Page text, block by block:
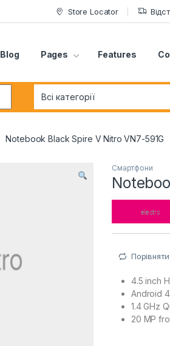
Store Locator
Blog Pages Features
Notebook Black Spire V Nitro VN7-591G
Смартфони
Порівняти
4.5 inch
Android
1.4 GHz
20 MP